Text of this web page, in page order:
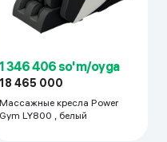
1 346 406 so'm/oyga
18 465 000
Массажные кресла Power
Gym LY800 , белый